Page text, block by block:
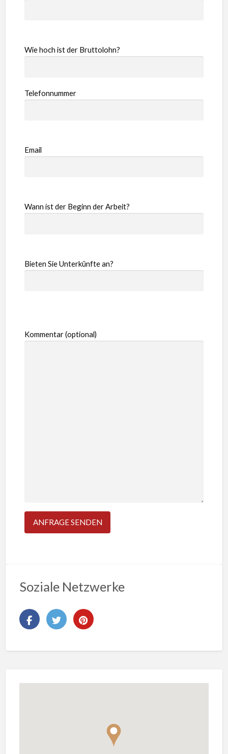
Wie hoch ist der Bruttolohn?
Telefonnummer
Email
Wann ist der Beginn der Arbeit?
Bieten Sie Unterkünfte an?
Kommentar (optional)
Soziale Netzwerke